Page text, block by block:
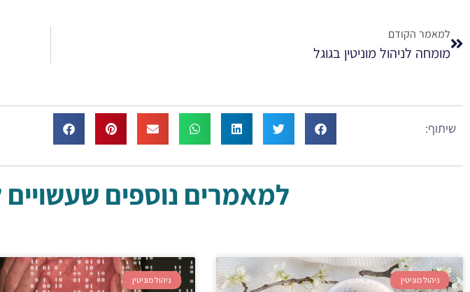
למאמר הקודם
מומחה לניהול מוניטין בגוגל
שיתוף:
למאמרים נוספים שעשויים
ניהול מוניטין ניהול מוניטין